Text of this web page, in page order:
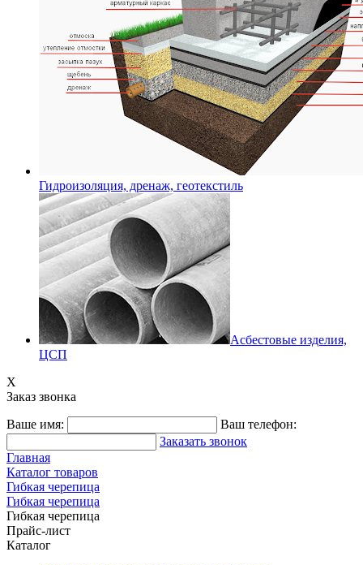
Гидроизоляция, дренаж, геотекстиль
Асбестовые изделия,
ЦСП
X
Заказ звонка
Ваше имя:
Ваш телефон:
Заказать звонок
Главная
Каталог товаров
Гибкая черепица
Гибкая черепица
Гибкая черепица
Прайс-лист
Каталог